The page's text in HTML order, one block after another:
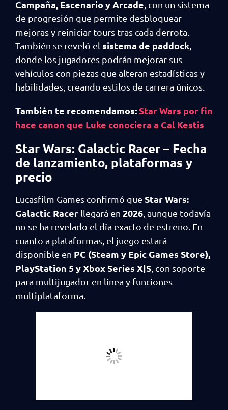
Campaña, Escenario y Arcade , con un sistema
de progresión que permite desbloquear
mejoras y reiniciar tours tras cada derrota.
También se reveló el sistema de paddock
donde los jugadores podrán mejorar sus
vehículos con piezas que alteran estadísticas y
habilidades, creando estilos de carrera únicos.
También te recomendamos:Star Wars por fin
hace canon que Luke conociera a Cal Kestis
Star Wars: Galactic Racer – Fecha
de lanzamiento, plataformas y
precio
Lucasfilm Games confirmó que Star Wars:
Galactic Racer llegará en 2026 , aunque todavía
no se ha revelado el día exacto de estreno. En
cuanto a plataformas, el juego estará
disponible en PC (Steam y Epic Games Store),
PlayStation 5 y Xbox Series X|S , con soporte
para multijugador en línea y funciones
multiplataforma.